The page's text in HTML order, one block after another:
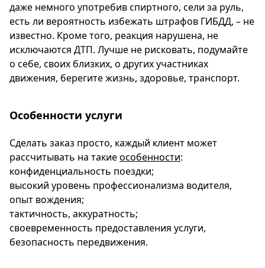
даже немного употребив спиртного, сели за руль,
есть ли вероятность избежать штрафов ГИБДД, – не
известно. Кроме того, реакция нарушена, не
исключаются ДТП. Лучше не рисковать, подумайте
о себе, своих близких, о других участниках
движения, берегите жизнь, здоровье, транспорт.
Особенности услуги
Сделать заказ просто, каждый клиент может
рассчитывать на такиеособенности:
конфиденциальность поездки;
высокий уровень профессионализма водителя,
опыт вождения;
тактичность, аккуратность;
своевременность предоставления услуги,
безопасность передвижения.